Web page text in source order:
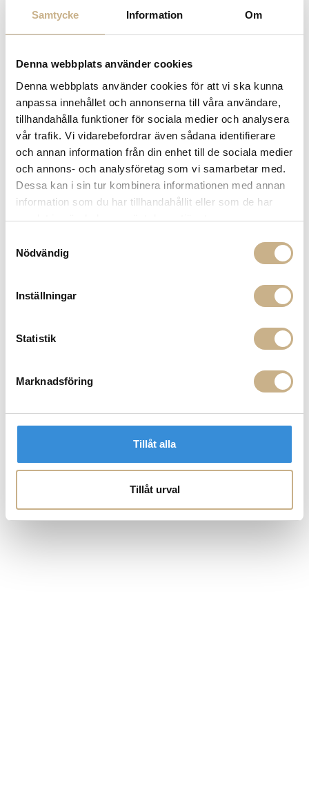
Samtycke Information Om
Denna webbplats använder cookies
Denna webbplats använder cookies för att vi ska kunna
anpassa innehållet och annonserna till våra användare,
tillhandahålla funktioner för sociala medier och analysera
vår trafik. Vi vidarebefordrar även sådana identifierare
och annan information från din enhet till de sociala medier
och annons- och analysföretag som vi samarbetar med.
Dessa kan i sin tur kombinera informationen med annan
information som du har tillhandahållit eller som de har
samlat in när du har använt deras tjänster.
Nödvändig
Inställningar
Statistik
Marknadsföring
Tillåt alla
Tillåt urval